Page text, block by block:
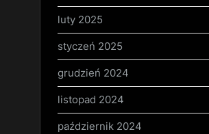
luty 2025
styczeń 2025
grudzień 2024
listopad 2024
październik 2024